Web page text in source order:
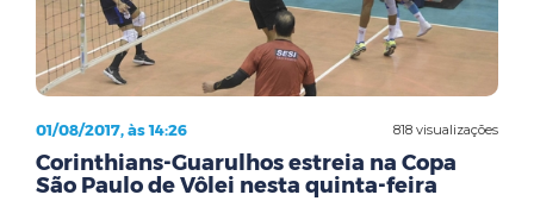
818 visualizações
01/08/2017, às 14:26
Corinthians-Guarulhos estreia na Copa
São Paulo de Vôlei nesta quinta-feira